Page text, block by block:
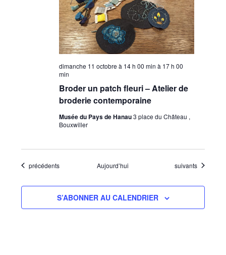
Broder un patch fleuri – Atelier de
broderie contemporaine
dimanche 11 octobre à 14 h 00 min à 17 h 00
min
Musée du Pays de Hanau3 place du Château ,
Bouxwiller
Évènements
précédents Aujourd’hui Évènements
suivants
S’ABONNER AU CALENDRIER